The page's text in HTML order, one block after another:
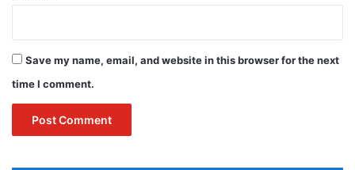
Save my name, email, and website in this browser for the next
time I comment.